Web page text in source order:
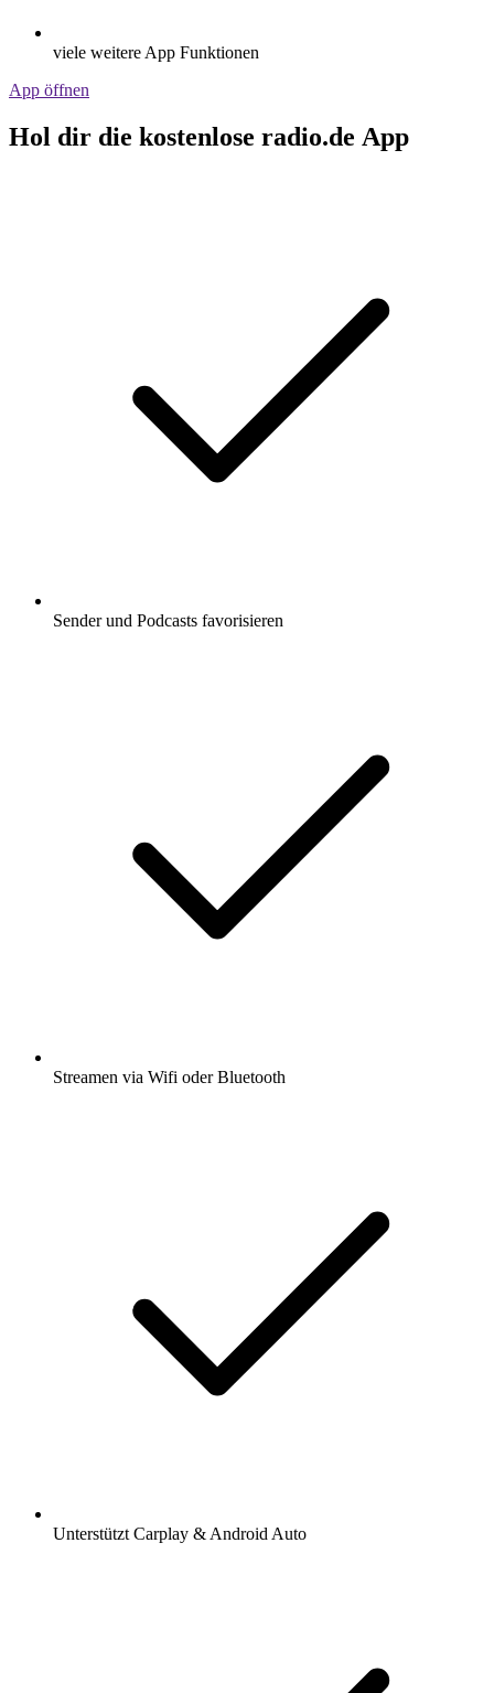
viele weitere App Funktionen
App öffnen
Hol dir die kostenlose radio.de App
Sender und Podcasts favorisieren
Streamen via Wifi oder Bluetooth
Unterstützt Carplay & Android Auto